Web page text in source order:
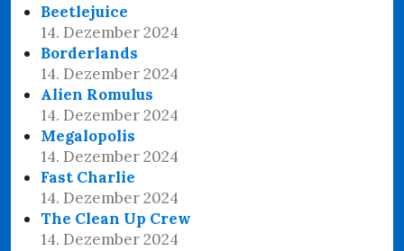
Beetlejuice
14. Dezember 2024
Borderlands
14. Dezember 2024
Alien Romulus
14. Dezember 2024
Megalopolis
14. Dezember 2024
Fast Charlie
14. Dezember 2024
The Clean Up Crew
14. Dezember 2024